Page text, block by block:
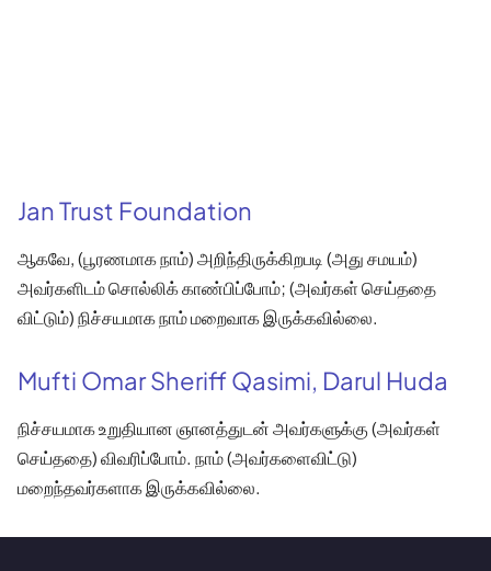
Jan Trust Foundation
ஆகவே, (பூரணமாக நாம்) அறிந்திருக்கிறபடி (அது சமயம்)
அவர்களிடம் சொல்லிக் காண்பிப்போம்; (அவர்கள் செய்ததை
விட்டும்) நிச்சயமாக நாம் மறைவாக இருக்கவில்லை.
Mufti Omar Sheriff Qasimi, Darul Huda
நிச்சயமாக உறுதியான ஞானத்துடன் அவர்களுக்கு (அவர்கள்
செய்ததை) விவரிப்போம். நாம் (அவர்களைவிட்டு)
மறைந்தவர்களாக இருக்கவில்லை.